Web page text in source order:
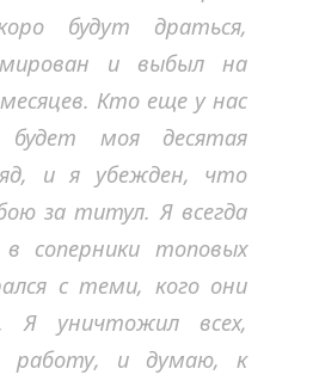
будут драться,
и выбыл на
Кто еще у нас
моя десятая
и я убежден, что
за титул. Я всегда
в соперники топовых
с теми, кого они
Я уничтожил всех,
работу, и думаю, к